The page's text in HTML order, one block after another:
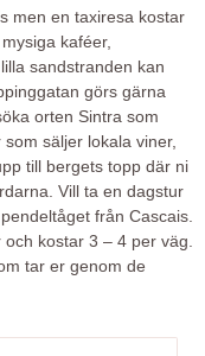
men en taxiresa kostar
kaféer,
sandstranden kan
görs gärna
orten Sintra som
säljer lokala viner,
till bergets topp där ni
Vill ta en dagstur
från Cascais.
kostar 3 – 4 per väg.
tar er genom de